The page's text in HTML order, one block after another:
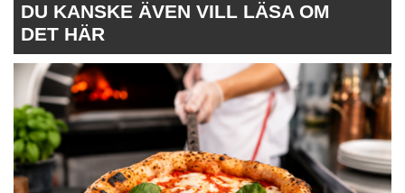
DU KANSKE ÄVEN VILL LÄSA OM
DET HÄR